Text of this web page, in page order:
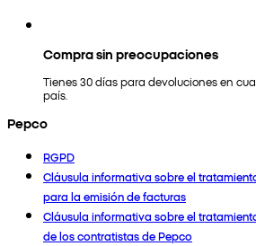
Compra sin preocupaciones
Tienes 30 días para devoluciones en
país.
Pepco
RGPD
Cláusula informativa sobre el
para la emisión de facturas
Cláusula informativa sobre el
de los contratistas de Pepco